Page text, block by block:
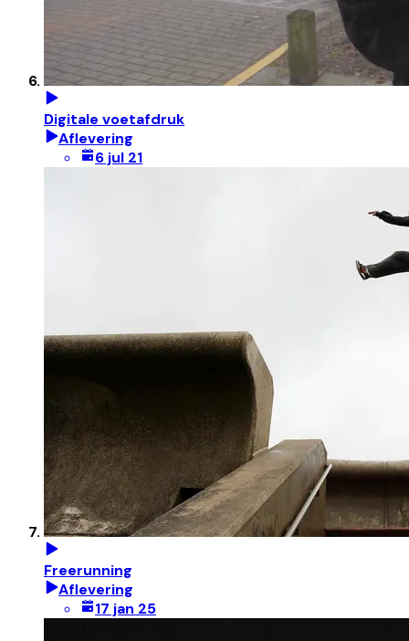
Digitale voetafdruk
Aflevering
6 jul 21
Freerunning
Aflevering
17 jan 25